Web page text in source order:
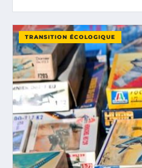
TRANSITION ÉCOLOGIQUE